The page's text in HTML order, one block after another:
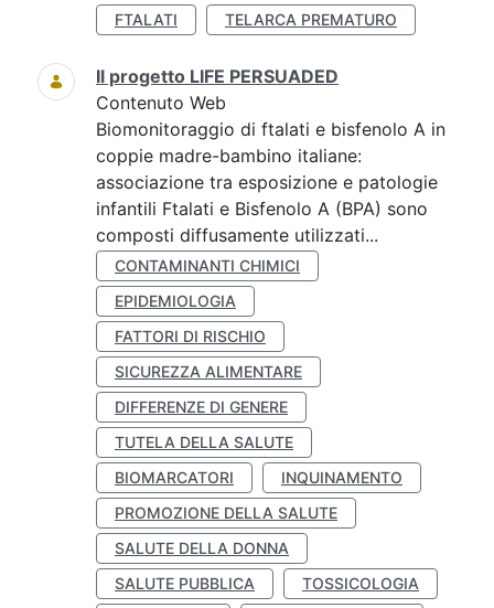
FTALATI
TELARCA PREMATURO
Il progetto LIFE PERSUADED
Contenuto Web
Biomonitoraggio di ftalati e bisfenolo A in
coppie madre-bambino italiane:
associazione tra esposizione e patologie
infantili Ftalati e Bisfenolo A (BPA) sono
composti diffusamente utilizzati...
CONTAMINANTI CHIMICI
EPIDEMIOLOGIA
FATTORI DI RISCHIO
SICUREZZA ALIMENTARE
DIFFERENZE DI GENERE
TUTELA DELLA SALUTE
BIOMARCATORI
INQUINAMENTO
PROMOZIONE DELLA SALUTE
SALUTE DELLA DONNA
SALUTE PUBBLICA
TOSSICOLOGIA